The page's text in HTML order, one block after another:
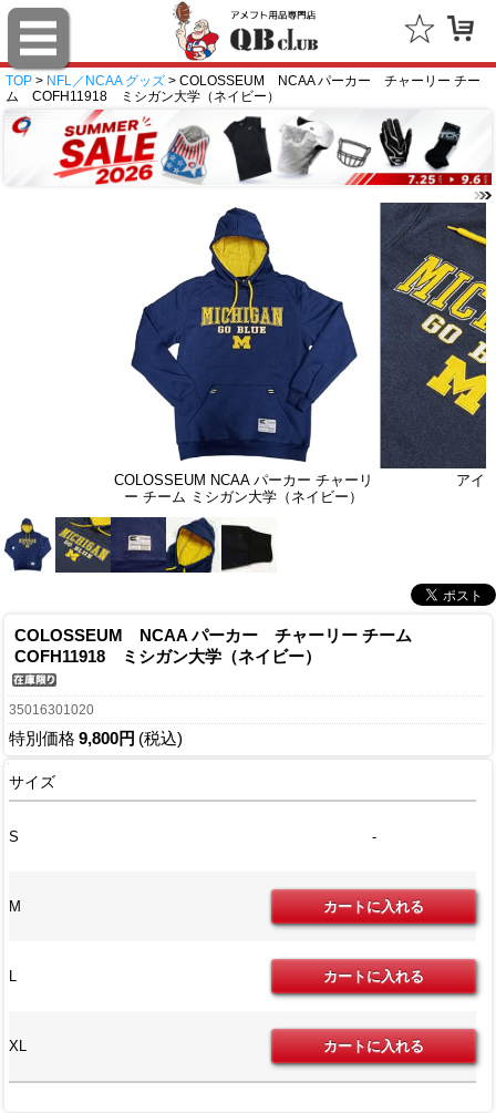
TOP > NFL／NCAA グッズ > COLOSSEUM NCAA パーカー チャーリー チー
ム COFH11918 ミシガン大学（ネイビー）
COLOSSEUM NCAA パーカー チャーリ
ー チーム ミシガン大学（ネイビー）
アイ
COLOSSEUM NCAA パーカー チャーリー チーム
COFH11918 ミシガン大学（ネイビー）
35016301020
特別価格 9,800円 (税込)
サイズ
S -
M
L
XL